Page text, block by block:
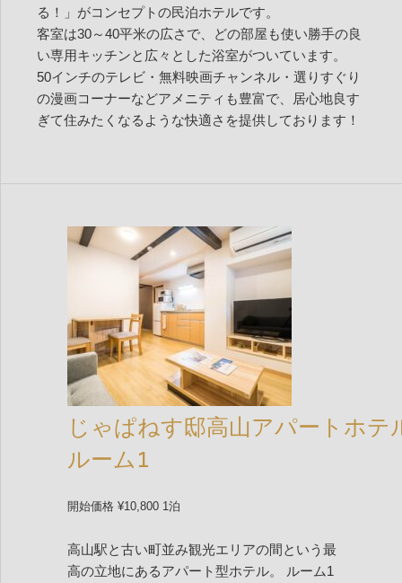
る！」がコンセプトの民泊ホテルです。
客室は30～40平米の広さで、どの部屋も使い勝手の良
い専用キッチンと広々とした浴室がついています。
50インチのテレビ・無料映画チャンネル・選りすぐり
の漫画コーナーなどアメニティも豊富で、居心地良す
ぎて住みたくなるような快適さを提供しております！
じゃぱねす邸高山アパートホテ
ルーム1
開始価格 ¥10,800 1泊
高山駅と古い町並み観光エリアの間という最
高の立地にあるアパート型ホテル。 ルーム1